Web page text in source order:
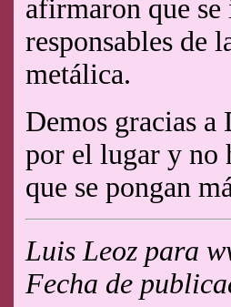
afirmaron que
responsables de
metálica.
Demos gracias a
por el lugar y no
que se pongan
Luis Leoz para
Fecha de